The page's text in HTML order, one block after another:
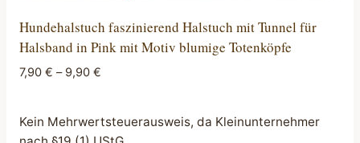
Hundehalstuch faszinierend Halstuch mit Tunnel für
Halsband in Pink mit Motiv blumige Totenköpfe
7,90 € – 9,90 €
Kein Mehrwertsteuerausweis, da Kleinunternehmer